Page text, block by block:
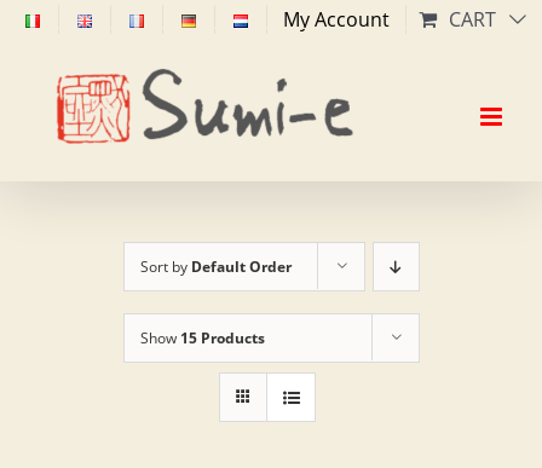
Skip
content
My Account CART
Sort by Default Order
Show 15 Products